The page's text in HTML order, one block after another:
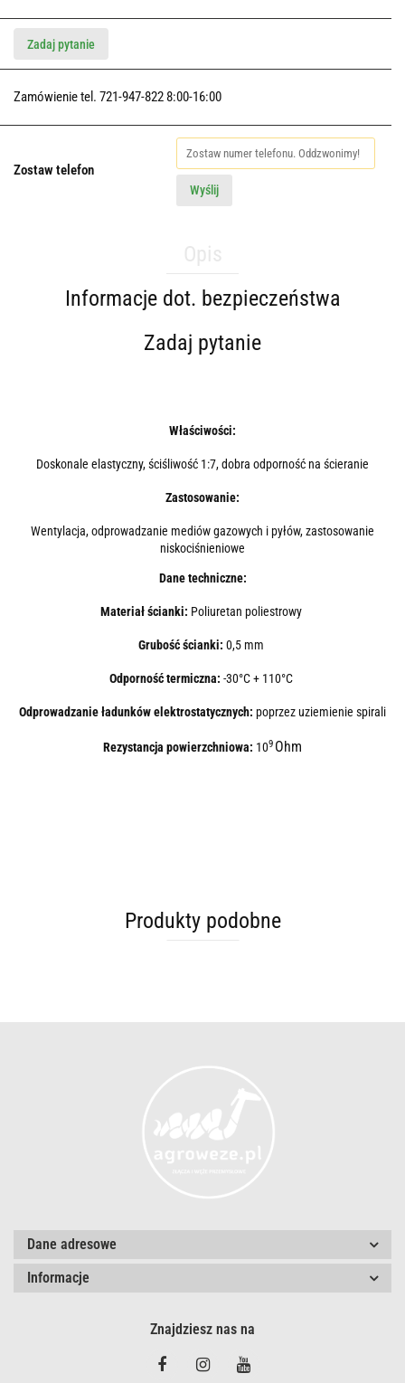
Zadaj pytanie
Zamówienie tel. 721-947-822 8:00-16:00
Zostaw telefon
Wyślij
Informacje dot. bezpieczeństwa
Zadaj pytanie
Właściwości:
Doskonale elastyczny, ściśliwość 1:7, dobra odporność na ścieranie
Zastosowanie:
Wentylacja, odprowadzanie mediów gazowych i pyłów, zastosowanie
niskociśnieniowe
Dane techniczne:
Materiał ścianki: Poliuretan poliestrowy
Grubość ścianki: 0,5 mm
Odporność termiczna: -30°C + 110°C
Odprowadzanie ładunków elektrostatycznych: poprzez uziemienie spirali
Rezystancja powierzchniowa: 109 Ohm
Produkty podobne
Dane adresowe
Informacje
Znajdziesz nas na